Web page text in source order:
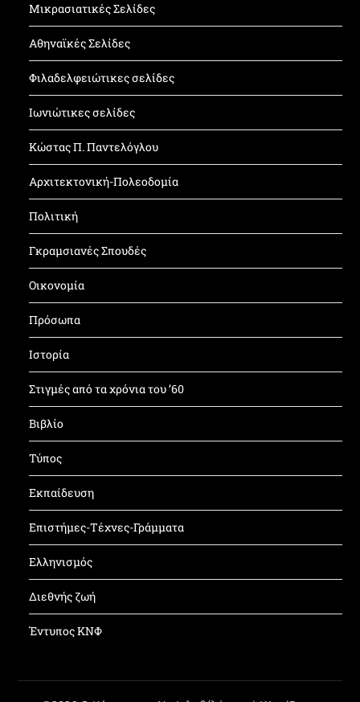
Μικρασιατικές Σελίδες
Αθηναϊκές Σελίδες
Φιλαδελφειώτικες σελίδες
Ιωνιώτικες σελίδες
Κώστας Π. Παντελόγλου
Αρχιτεκτονική-Πολεοδομία
Πολιτική
Γκραμσιανές Σπουδές
Οικονομία
Πρόσωπα
Ιστορία
Στιγμές από τα χρόνια του ’60
Βιβλίο
Τύπος
Εκπαίδευση
Επιστήμες-Τέχνες-Γράμματα
Ελληνισμός
Διεθνής ζωή
Έντυπος ΚΝΦ